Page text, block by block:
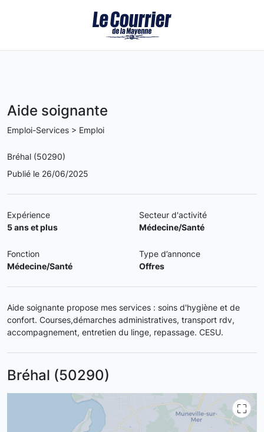
Aide soignante
Emploi-Services > Emploi
Bréhal (50290)
Publié le 26/06/2025
Expérience
5 ans et plus
Secteur d'activité
Médecine/Santé
Fonction
Médecine/Santé
Type d’annonce
Offres
Aide soignante propose mes services : soins d'hygiène et de
confort. Courses,démarches administratives, transport rdv,
accompagnement, entretien du linge, repassage. CESU.
Bréhal (50290)